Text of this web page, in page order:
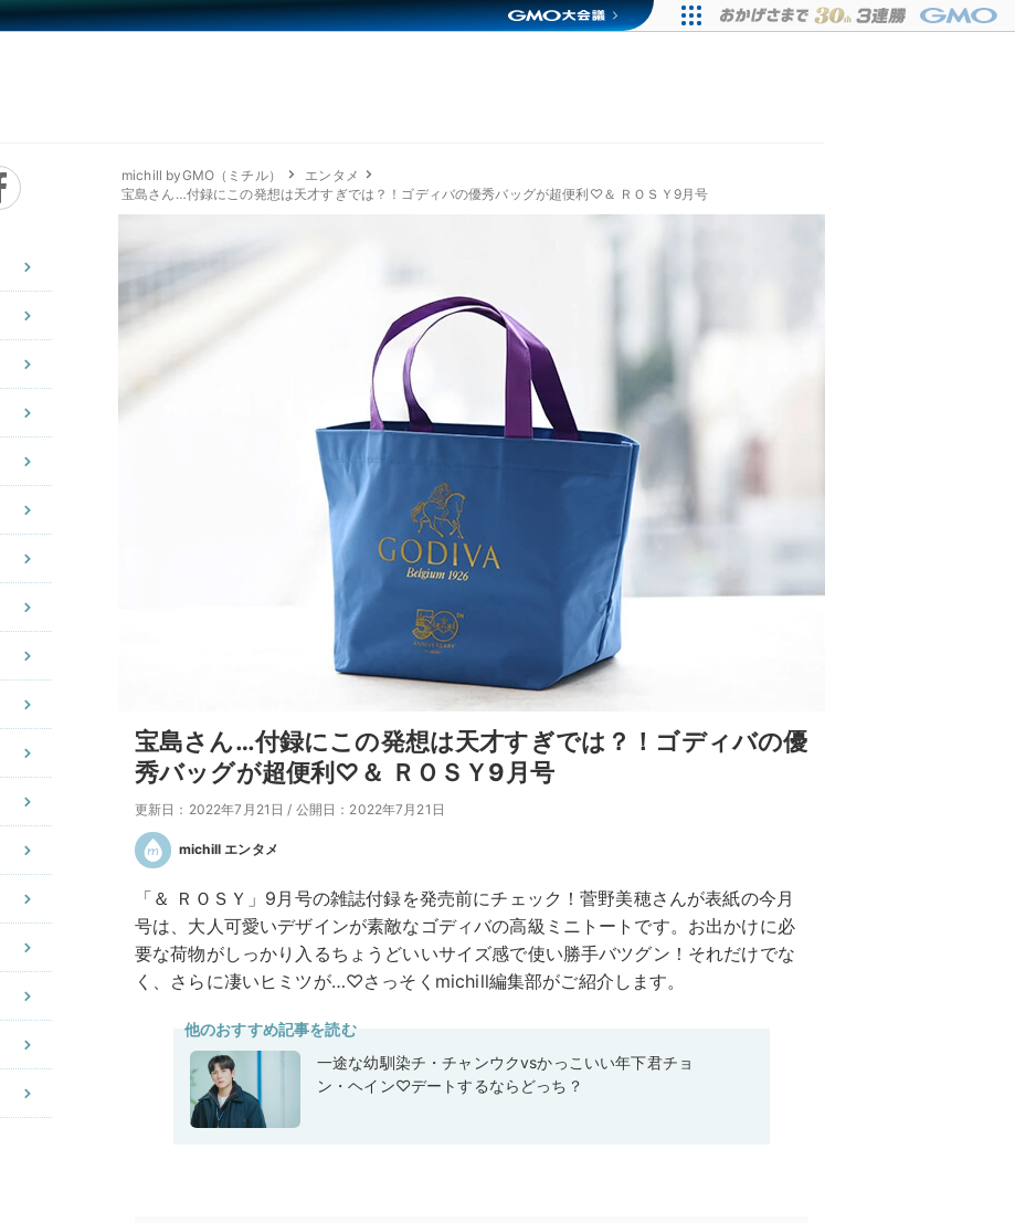
michill byGMO（ミチル）
エンタメ
宝島さん…付録にこの発想は天才すぎでは？！ゴディバの優秀バッグが超便利♡＆ ＲＯＳＹ9月号
宝島さん…付録にこの発想は天才すぎでは？！ゴディバの優
秀バッグが超便利♡＆ ＲＯＳＹ9月号
更新日：2022年7月21日 / 公開日：2022年7月21日
michill エンタメ
「＆ ＲＯＳＹ」9月号の雑誌付録を発売前にチェック！菅野美穂さんが表紙の今月
号は、大人可愛いデザインが素敵なゴディバの高級ミニトートです。お出かけに必
要な荷物がしっかり入るちょうどいいサイズ感で使い勝手バツグン！それだけでな
く、さらに凄いヒミツが…♡さっそくmichill編集部がご紹介します。
他のおすすめ記事を読む
一途な幼馴染チ・チャンウクvsかっこいい年下君チョ
ン・ヘイン♡デートするならどっち？